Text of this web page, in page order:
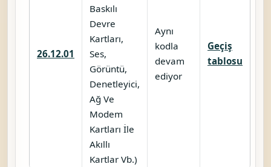
26.12.01
Baskılı
Devre
Kartları,
Ses,
Görüntü,
Denetleyici,
Ağ Ve
Modem
Kartları İle
Akıllı
Kartlar Vb.)
Aynı
kodla
devam
ediyor
Geçiş
tablosu